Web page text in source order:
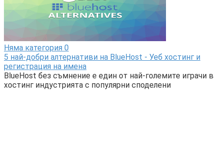
Няма категория 0
5 най-добри алтернативи на BlueHost - Уеб хостинг и
регистрация на имена
BlueHost без съмнение е един от най-големите играчи в
хостинг индустрията с популярни споделени